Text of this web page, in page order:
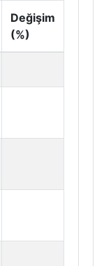
Değişim
(%)